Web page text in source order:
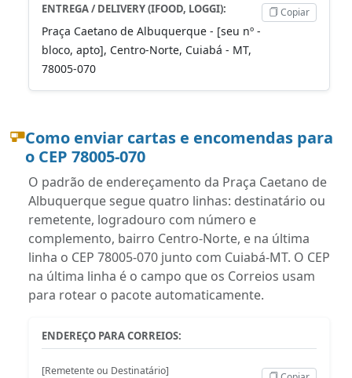
ENTREGA / DELIVERY (IFOOD, LOGGI):
Praça Caetano de Albuquerque - [seu nº -
bloco, apto], Centro-Norte, Cuiabá - MT,
78005-070
Copiar
Como enviar cartas e encomendas para
o CEP 78005-070
O padrão de endereçamento da Praça Caetano de
Albuquerque segue quatro linhas: destinatário ou
remetente, logradouro com número e
complemento, bairro Centro-Norte, e na última
linha o CEP 78005-070 junto com Cuiabá-MT. O CEP
na última linha é o campo que os Correios usam
para rotear o pacote automaticamente.
ENDEREÇO PARA CORREIOS:
[Remetente ou Destinatário]